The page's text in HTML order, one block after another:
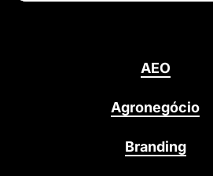
AEO
Agronegócio
Branding